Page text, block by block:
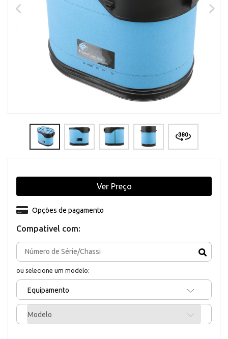
Compativel com:
ou selecione um modelo:
Equipamento
Modelo
Opções de pagamento
Ver Preço